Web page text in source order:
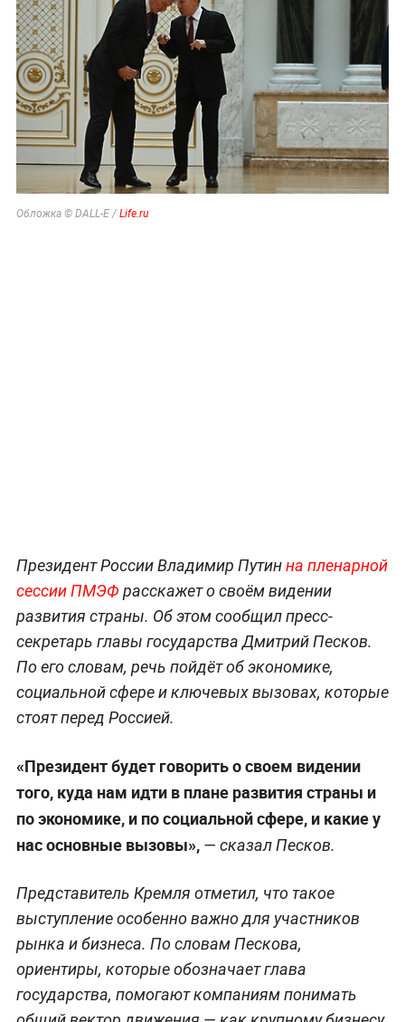
Обложка © DALL-E / Life.ru
Президент России Владимир Путинна пленарной
сессии ПМЭФ расскажет о своём видении
развития страны. Об этом сообщил пресс-
секретарь главы государства Дмитрий Песков.
По его словам, речь пойдёт об экономике,
социальной сфере и ключевых вызовах, которые
стоят перед Россией.
«Президент будет говорить о своем видении
того, куда нам идти в плане развития страны и
по экономике, и по социальной сфере, и какие у
нас основные вызовы», — сказал Песков.
Представитель Кремля отметил, что такое
выступление особенно важно для участников
рынка и бизнеса. По словам Пескова,
ориентиры, которые обозначает глава
государства, помогают компаниям понимать